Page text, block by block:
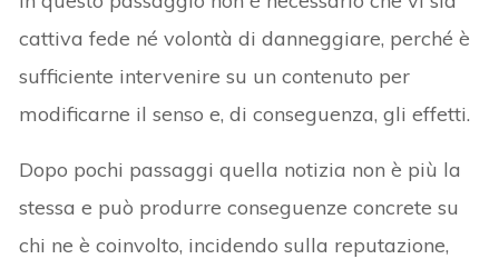
cattiva fede né volontà di danneggiare, perché è
sufficiente intervenire su un contenuto per
modificarne il senso e, di conseguenza, gli effetti.
Dopo pochi passaggi quella notizia non è più la
stessa e può produrre conseguenze concrete su
chi ne è coinvolto, incidendo sulla reputazione,